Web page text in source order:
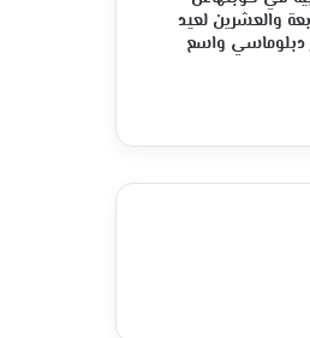
والعشرين لعيد
دبلوماسي واسع